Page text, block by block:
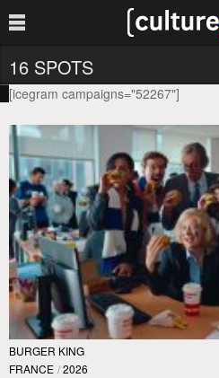
16 SPOTS
[icegram campaigns="52267"]
BURGER KING
FRANCE / 2026